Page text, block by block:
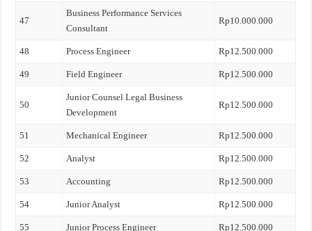
47
Business Performance Services
Consultant
Rp10.000.000
48 Process Engineer Rp12.500.000
49 Field Engineer Rp12.500.000
50
Junior Counsel Legal Business
Development
Rp12.500.000
51 Mechanical Engineer Rp12.500.000
52 Analyst Rp12.500.000
53 Accounting Rp12.500.000
54 Junior Analyst Rp12.500.000
55 Junior Process Engineer Rp12.500.000